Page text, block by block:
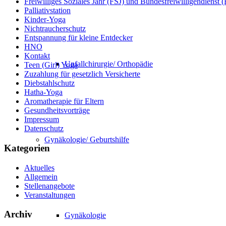
Unfallchirurgie/ Orthopädie
Gynäkologie/ Geburtshilfe
Gynäkologie
Palliativstation
Kinder-Yoga
Nichtraucherschutz
Entspannung für kleine Entdecker
HNO
Kontakt
Teen (Girl) Yoga
Zuzahlung für gesetzlich Versicherte
Diebstahlschutz
Hatha-Yoga
Aromatherapie für Eltern
Gesundheitsvorträge
Impressum
Datenschutz
Kategorien
Aktuelles
Allgemein
Stellenangebote
Veranstaltungen
Archiv